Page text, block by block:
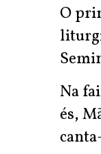
O
Na
és,